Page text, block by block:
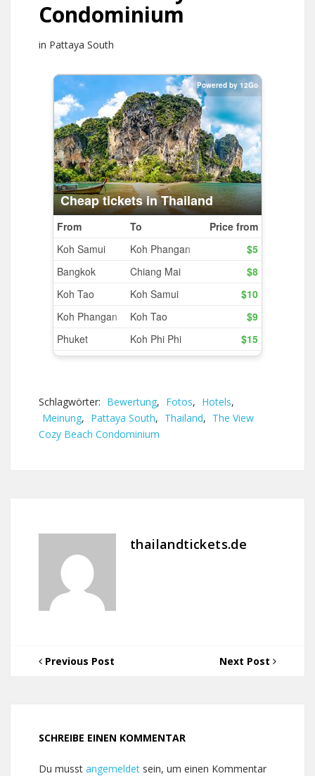
Condominium
in Pattaya South
Schlagwörter: Bewertung, Fotos, Hotels,
Meinung, Pattaya South, Thailand, The View
Cozy Beach Condominium
thailandtickets.de
Previous Post Next Post
SCHREIBE EINEN KOMMENTAR
Du musst angemeldet sein, um einen Kommentar